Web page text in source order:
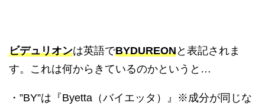
ビデュリオンは英語でBYDUREONと表記されま
す。これは何からきているのかというと…
・”BY”は『Byetta（バイエッタ）』※成分が同じな